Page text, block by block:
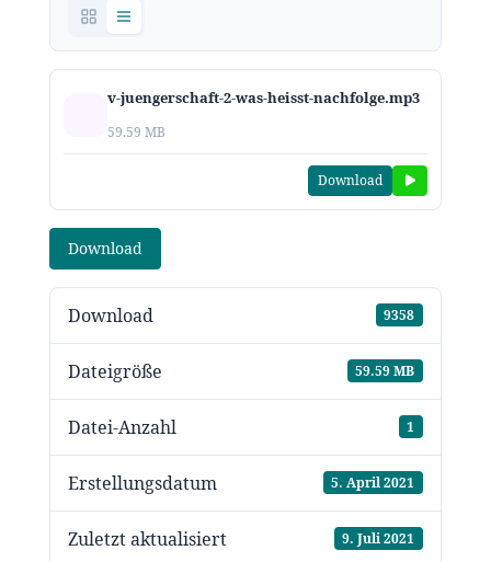
Download
Download 9358
Dateigröße 59.59 MB
Datei-Anzahl 1
Erstellungsdatum 5. April 2021
Zuletzt aktualisiert 9. Juli 2021
v-juengerschaft-2-was-heisst-nachfolge.mp3
59.59 MB
Download